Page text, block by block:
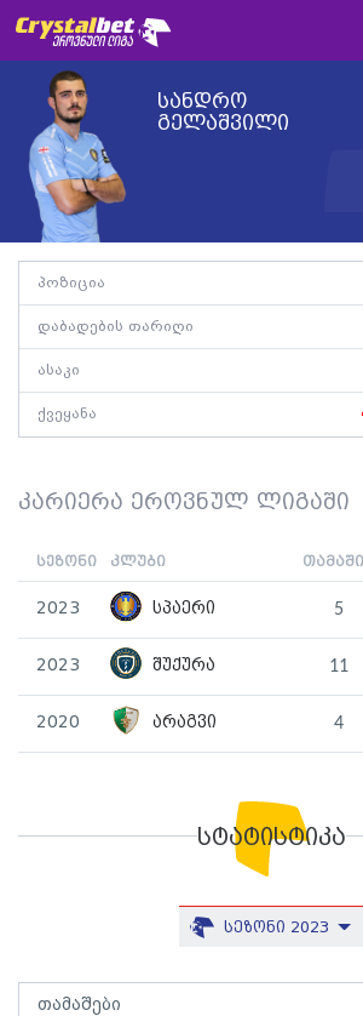
სანდრო
გელაშვილი
პოზიცია
დაბადების თარიღი
ასაკი
ქვეყანა
კარიერა ეროვნულ ლიგაში
სეზონი კლუბი თამაში
2023 სპაერი 5
2023 შუქურა 11
2020 არაგვი 4
სტატისტიკა
სეზონი 2023
თამაშები